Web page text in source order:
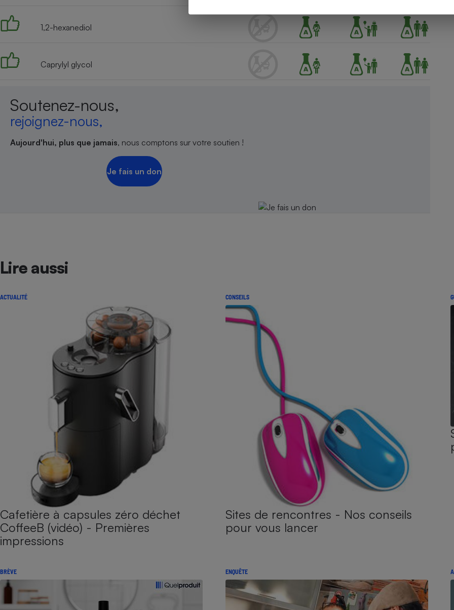
1,2-hexanediol
Caprylyl glycol
Soutenez-nous,
rejoignez-nous,
Aujourd'hui, plus que jamais, nous comptons sur votre soutien !
Je fais un don
Lire aussi
ACTUALITÉ
Cafetière à capsules zéro déchet
CoffeeB (vidéo) - Premières
impressions
CONSEILS
Sites de rencontres - Nos conseils
pour vous lancer
BRÈVE ENQUÊTE